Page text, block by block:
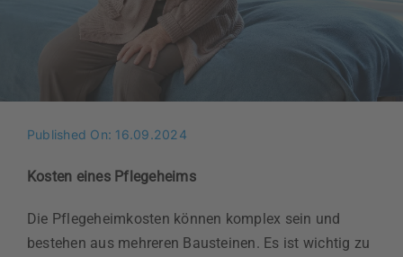
Published On: 16.09.2024
Kosten eines Pflegeheims
Die Pflegeheimkosten können komplex sein und
bestehen aus mehreren Bausteinen. Es ist wichtig zu